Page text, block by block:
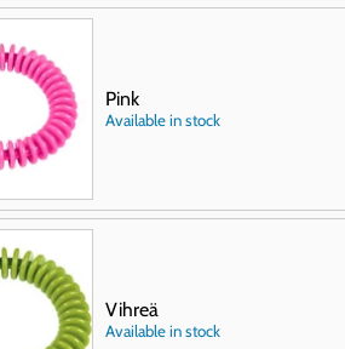
Pink
Available in stock
Vihreä
Available in stock